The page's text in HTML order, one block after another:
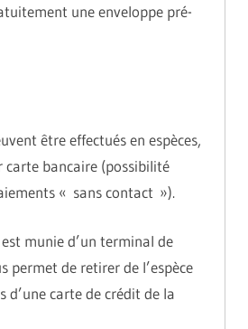
une enveloppe pré-
être effectués en espèces,
carte bancaire (possibilité
« sans contact »).
munie d’un terminal de
permet de retirer de l’espèce
d’une carte de crédit de la